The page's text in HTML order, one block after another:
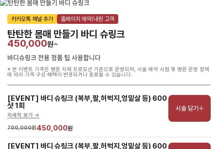
카카오톡 채널 추가 홈페이지 예약/내원 고객
탄탄한 몸매 만들기 바디 슈링크
450,000원~
바디슈링크 전용 정품 팁 사용합니다
※ 본 이벤트 가격은 병원 자체 프로모션 기준으로 운영되며, 시술 예약 시점 및 병원 운영 정책
에 따라 가격·구성·혜택이 변경되거나 종료될 수 있습니다.
[EVENT] 바디 슈링크 (복부,팔,허벅지,엉밑살 등) 600
샷 1회
자세히 보기 ->
700,000원450,000원
시술 담기
[EVENT] 바디 슈링크 (복부,팔,허벅지,엉밑살 등) 600